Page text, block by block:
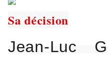
Sa décision
Jean-Luc